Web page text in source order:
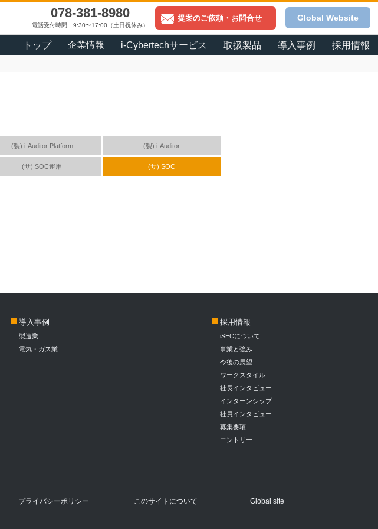
078-381-8980
電話受付時間 9:30〜17:00（土日祝休み）
提案のご依頼・お問合せ Global Website
トップ 企業情報 i-Cybertechサービス 取扱製品 導入事例 採用情報
(製) i-Auditor Platform (製) i-Auditor
(サ) SOC運用 (サ) SOC
導入事例
製造業
電気・ガス業
採用情報
iSECについて
事業と強み
今後の展望
ワークスタイル
社長インタビュー
インターンシップ
社員インタビュー
募集要項
エントリー
プライバシーポリシー このサイトについて Global site